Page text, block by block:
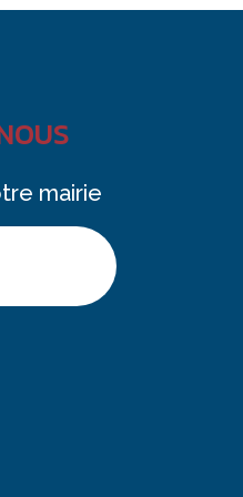
mairie